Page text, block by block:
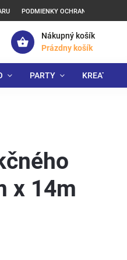
PODMIENKY OCHRANY
Nákupný košík
Prázdny košík
PARTY
x 14m